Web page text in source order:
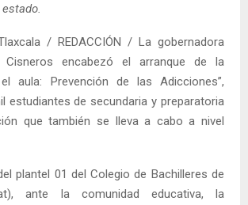
/ REDACCIÓN / La gobernadora
Cisneros encabezó el arranque de la
aula: Prevención de las Adicciones”,
estudiantes de secundaria y preparatoria
que también se lleva a cabo a nivel
plantel 01 del Colegio de Bachilleres de
ante la comunidad educativa, la